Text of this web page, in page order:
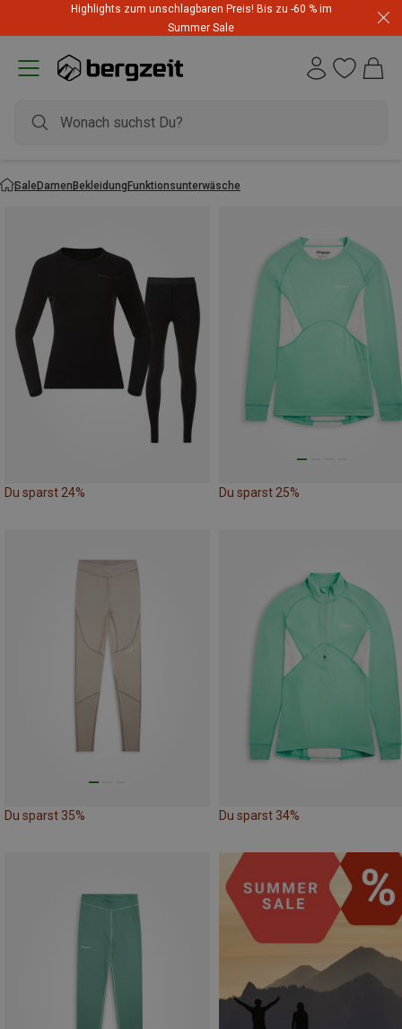
Highlights zum unschlagbaren Preis! Bis zu -60 % im
Summer Sale
SaleDamenBekleidungFunktionsunterwäsche
Du sparst 24% Du sparst 25%
Du sparst 35% Du sparst 34%